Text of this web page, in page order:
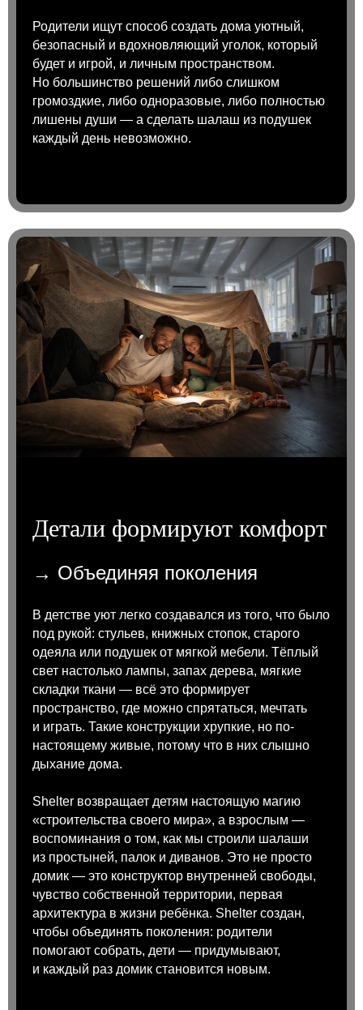
Родители ищут способ создать дома уютный,
безопасный и вдохновляющий уголок, который
будет и игрой, и личным пространством.
Но большинство решений либо слишком
громоздкие, либо одноразовые, либо полностью
лишены души — а сделать шалаш из подушек
каждый день невозможно.
Детали формируют комфорт
→ Объединяя поколения
В детстве уют легко создавался из того, что было
под рукой: стульев, книжных стопок, старого
одеяла или подушек от мягкой мебели. Тёплый
свет настолько лампы, запах дерева, мягкие
складки ткани — всё это формирует
пространство, где можно спрятаться, мечтать
и играть. Такие конструкции хрупкие, но по-
настоящему живые, потому что в них слышно
дыхание дома.
Shelter возвращает детям настоящую магию
«строительства своего мира», а взрослым —
воспоминания о том, как мы строили шалаши
из простыней, палок и диванов. Это не просто
домик — это конструктор внутренней свободы,
чувство собственной территории, первая
архитектура в жизни ребёнка. Shelter создан,
чтобы объединять поколения: родители
помогают собрать, дети — придумывают,
и каждый раз домик становится новым.